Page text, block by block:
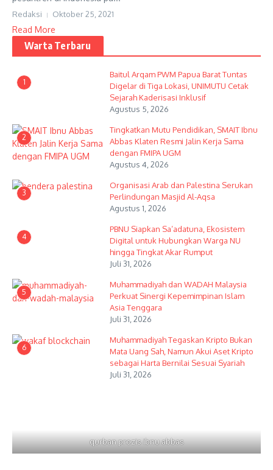
Redaksi Oktober 25, 2021
Read More
Warta Terbaru
1
Baitul Arqam PWM Papua Barat Tuntas
Digelar di Tiga Lokasi, UNIMUTU Cetak
Sejarah Kaderisasi Inklusif
Agustus 5, 2026
2
Tingkatkan Mutu Pendidikan, SMAIT Ibnu
Abbas Klaten Resmi Jalin Kerja Sama
dengan FMIPA UGM
Agustus 4, 2026
3
Organisasi Arab dan Palestina Serukan
Perlindungan Masjid Al-Aqsa
Agustus 1, 2026
4
PBNU Siapkan Sa’adatuna, Ekosistem
Digital untuk Hubungkan Warga NU
hingga Tingkat Akar Rumput
Juli 31, 2026
5
Muhammadiyah dan WADAH Malaysia
Perkuat Sinergi Kepemimpinan Islam
Asia Tenggara
Juli 31, 2026
6
Muhammadiyah Tegaskan Kripto Bukan
Mata Uang Sah, Namun Akui Aset Kripto
sebagai Harta Bernilai Sesuai Syariah
Juli 31, 2026
qurban prozis ibnu abbas